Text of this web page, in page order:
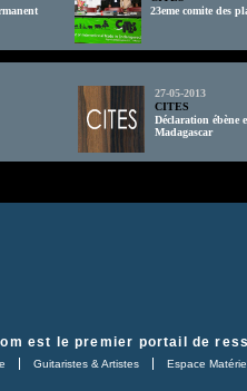
23eme comite des
27-05-2013
CITES
Déclaration ébène
Madagascar
est le premier portail de
Guitaristes & Artistes Espace